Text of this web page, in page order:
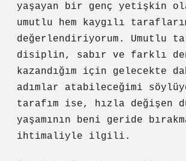
yaşayan bir genç yetişkin
umutlu hem kaygılı
değerlendiriyorum. Umutlu
disiplin, sabır ve farklı
kazandığım için gelecekte
adımlar atabileceğimi
tarafım ise, hızla değişen
yaşamının beni geride
ihtimaliyle ilgili.